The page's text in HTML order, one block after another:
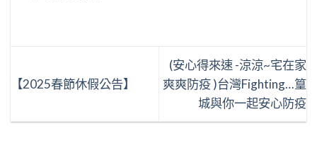
【2025春節休假公告】
(安心得來速 -涼涼~宅在家
爽爽防疫 )台灣Fighting…篁
城與你一起安心防疫